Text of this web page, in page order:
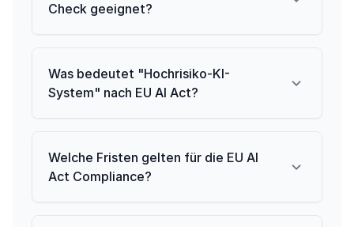
Check geeignet?
Was bedeutet "Hochrisiko-KI-
System" nach EU AI Act?
Welche Fristen gelten für die EU AI
Act Compliance?